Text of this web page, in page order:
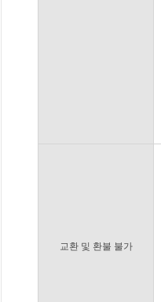
교환 및 환불 불가